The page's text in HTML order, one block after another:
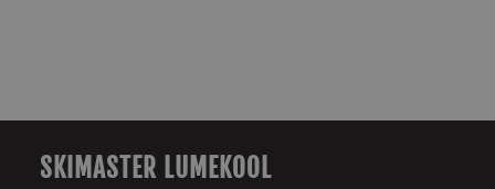
SKIMASTER LUMEKOOL